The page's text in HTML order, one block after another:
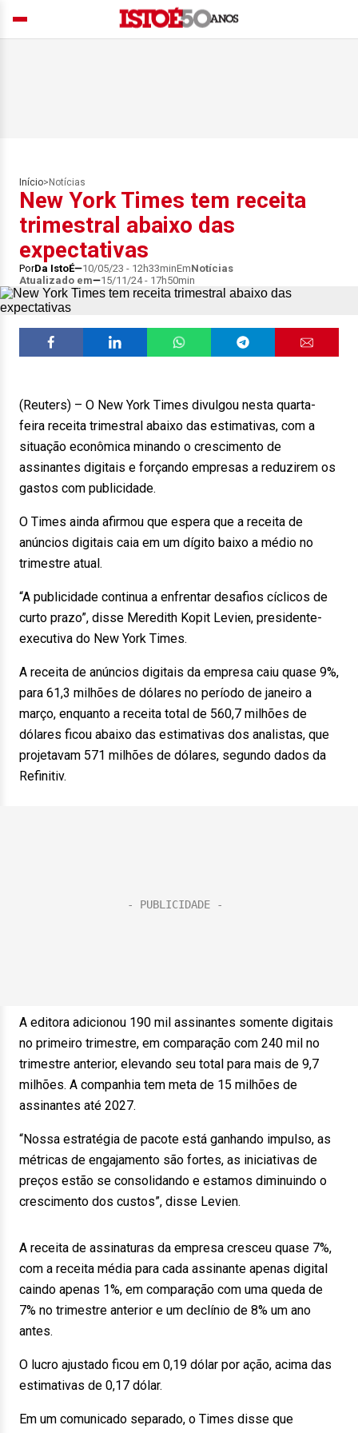
Início> Notícias
New York Times tem receita
trimestral abaixo das
expectativas
PorDa IstoÉ 10/05/23 - 12h33minEmNotícias
Atualizado em
15/11/24 - 17h50min
(Reuters) – O New York Times divulgou nesta quarta-
feira receita trimestral abaixo das estimativas, com a
situação econômica minando o crescimento de
assinantes digitais e forçando empresas a reduzirem os
gastos com publicidade.
O Times ainda afirmou que espera que a receita de
anúncios digitais caia em um dígito baixo a médio no
trimestre atual.
“A publicidade continua a enfrentar desafios cíclicos de
curto prazo”, disse Meredith Kopit Levien, presidente-
executiva do New York Times.
A receita de anúncios digitais da empresa caiu quase 9%,
para 61,3 milhões de dólares no período de janeiro a
março, enquanto a receita total de 560,7 milhões de
dólares ficou abaixo das estimativas dos analistas, que
projetavam 571 milhões de dólares, segundo dados da
Refinitiv.
A editora adicionou 190 mil assinantes somente digitais
no primeiro trimestre, em comparação com 240 mil no
trimestre anterior, elevando seu total para mais de 9,7
milhões. A companhia tem meta de 15 milhões de
assinantes até 2027.
“Nossa estratégia de pacote está ganhando impulso, as
métricas de engajamento são fortes, as iniciativas de
preços estão se consolidando e estamos diminuindo o
crescimento dos custos”, disse Levien.
A receita de assinaturas da empresa cresceu quase 7%,
com a receita média para cada assinante apenas digital
caindo apenas 1%, em comparação com uma queda de
7% no trimestre anterior e um declínio de 8% um ano
antes.
O lucro ajustado ficou em 0,19 dólar por ação, acima das
estimativas de 0,17 dólar.
Em um comunicado separado, o Times disse que